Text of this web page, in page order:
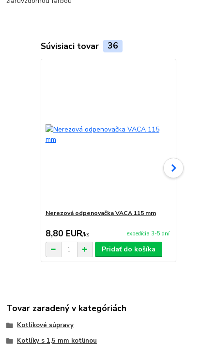
Súvisiaci tovar 36
Nerezová odpenovačka VACA 115 mm
8,80 EUR/ks expedícia 3-5 dní
Pridať do košíka
Tovar zaradený v kategóriách
Kotlíkové súpravy
Kotlíky s 1,5 mm kotlinou